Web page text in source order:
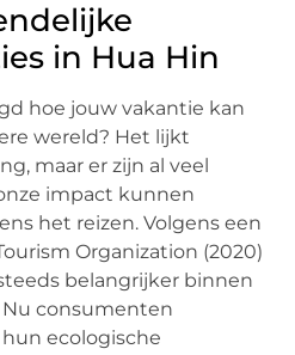
in Hua Hin
hoe jouw vakantie kan
wereld? Het lijkt
maar er zijn al veel
impact kunnen
het reizen. Volgens een
Organization (2020)
belangrijker binnen
consumenten
ecologische